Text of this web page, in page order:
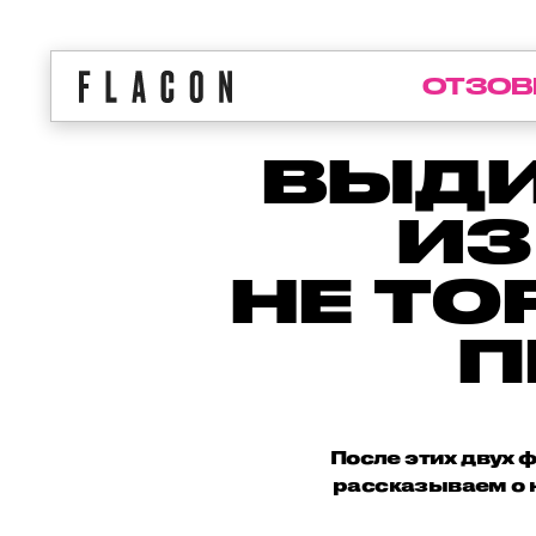
НЕ
После этих двух
рассказываем о